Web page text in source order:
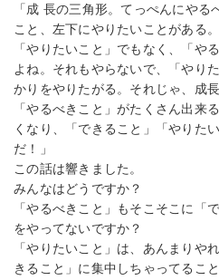
「成 長の三角形。てっぺんにや
こと、左下にやりたいことがある
「やりたいこと」でもなく、「や
よね。それもやらないで、「やり
かりをやりたがる。それじゃ、成長
「やるべきこと」がたくさん出来
くなり、「できること」「やりた
だ！」
この話は響きました。
みんなはどうですか？
「やるべきこと」もそこそこに「
をやってないですか？
「やりたいこと」は、あんまりや
きること」に集中しちゃってるこ